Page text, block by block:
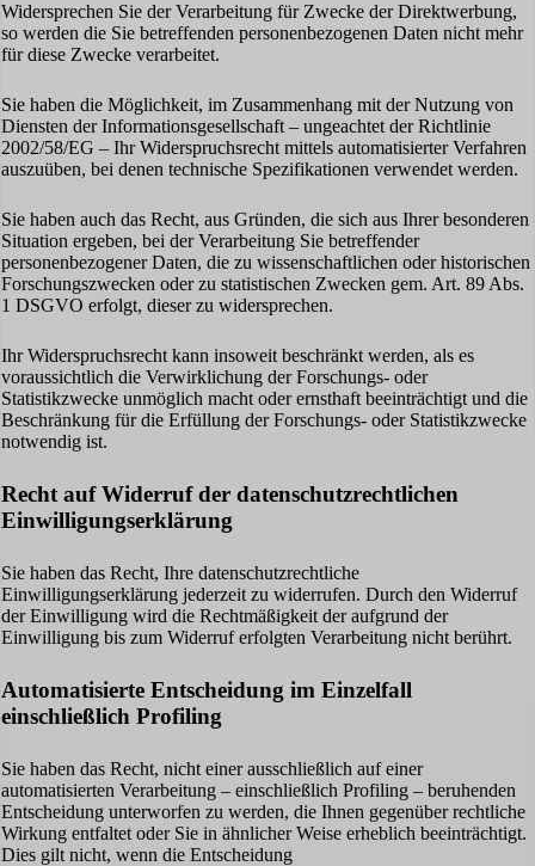
Widersprechen Sie der Verarbeitung für Zwecke der Direktwerbung,
so werden die Sie betreffenden personenbezogenen Daten nicht mehr
für diese Zwecke verarbeitet.
Sie haben die Möglichkeit, im Zusammenhang mit der Nutzung von
Diensten der Informationsgesellschaft – ungeachtet der Richtlinie
2002/58/EG – Ihr Widerspruchsrecht mittels automatisierter Verfahren
auszuüben, bei denen technische Spezifikationen verwendet werden.
Sie haben auch das Recht, aus Gründen, die sich aus Ihrer besonderen
Situation ergeben, bei der Verarbeitung Sie betreffender
personenbezogener Daten, die zu wissenschaftlichen oder historischen
Forschungszwecken oder zu statistischen Zwecken gem. Art. 89 Abs.
1 DSGVO erfolgt, dieser zu widersprechen.
Ihr Widerspruchsrecht kann insoweit beschränkt werden, als es
voraussichtlich die Verwirklichung der Forschungs- oder
Statistikzwecke unmöglich macht oder ernsthaft beeinträchtigt und die
Beschränkung für die Erfüllung der Forschungs- oder Statistikzwecke
notwendig ist.
Recht auf Widerruf der datenschutzrechtlichen
Einwilligungserklärung
Sie haben das Recht, Ihre datenschutzrechtliche
Einwilligungserklärung jederzeit zu widerrufen. Durch den Widerruf
der Einwilligung wird die Rechtmäßigkeit der aufgrund der
Einwilligung bis zum Widerruf erfolgten Verarbeitung nicht berührt.
Automatisierte Entscheidung im Einzelfall
einschließlich Profiling
Sie haben das Recht, nicht einer ausschließlich auf einer
automatisierten Verarbeitung – einschließlich Profiling – beruhenden
Entscheidung unterworfen zu werden, die Ihnen gegenüber rechtliche
Wirkung entfaltet oder Sie in ähnlicher Weise erheblich beeinträchtigt.
Dies gilt nicht, wenn die Entscheidung